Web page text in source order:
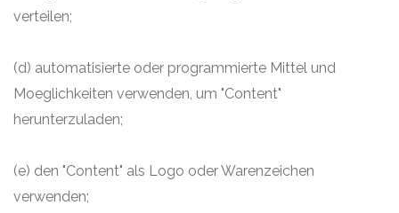
verteilen;
(d) automatisierte oder programmierte Mittel und
Moeglichkeiten verwenden, um "Content"
herunterzuladen;
(e) den "Content" als Logo oder Warenzeichen
verwenden;